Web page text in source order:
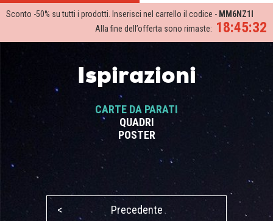
Sconto -50% su tutti i prodotti. Inserisci nel carrello il codice - MM6NZ1I
18:45:31
Alla fine dell’offerta sono rimaste:
Ispirazioni
CARTE DA PARATI
QUADRI
POSTER
< Precedente